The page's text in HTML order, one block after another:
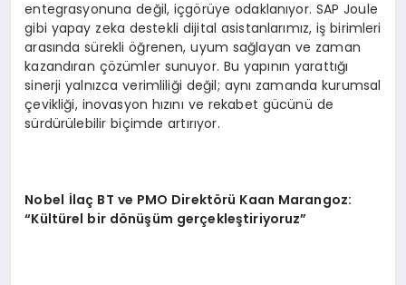
entegrasyonuna değil, içgörüye odaklanıyor. SAP Joule
gibi yapay zeka destekli dijital asistanlarımız, iş birimleri
arasında sürekli öğrenen, uyum sağlayan ve zaman
kazandıran çözümler sunuyor. Bu yapının yarattığı
sinerji yalnızca verimliliği değil; aynı zamanda kurumsal
çevikliği, inovasyon hızını ve rekabet gücünü de
sürdürülebilir biçimde artırıyor.
Nobel İlaç BT ve PMO Direktörü Kaan Marangoz:
“Kültürel bir dönüşüm gerçekleştiriyoruz”